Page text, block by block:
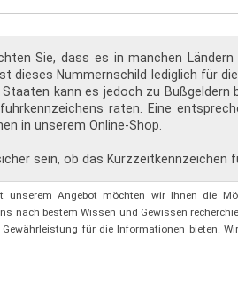
Sie, dass es in manchen
dieses Nummernschild lediglich für
Staaten kann es jedoch zu
raten. Eine
in unserem Online-Shop.
sein, ob das Kurzzeitkennzeichen
unserem Angebot möchten wir Ihnen die
nach bestem Wissen und Gewissen
Gewährleistung für die Informationen bieten.